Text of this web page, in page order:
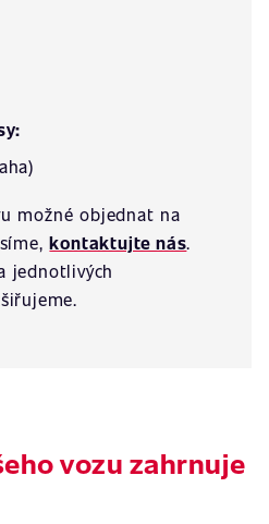
možné objednat na
kontaktujte nás.
jednotlivých
vozu zahrnuje